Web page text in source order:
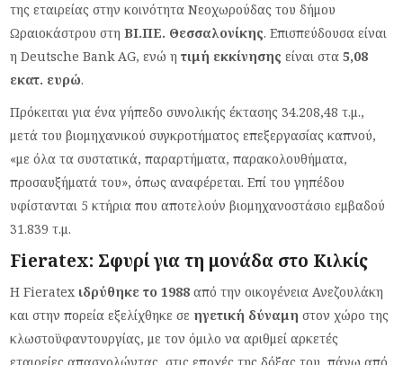
της εταιρείας στην κοινότητα Νεοχωρούδας του δήμου
Ωραιοκάστρου στηΒΙ.ΠΕ. Θεσσαλονίκης. Επισπεύδουσα είναι
η Deutsche Bank AG, ενώ ητιμή εκκίνησηςείναι στα5,08
εκατ. ευρώ.
Πρόκειται για ένα γήπεδο συνολικής έκτασης 34.208,48 τ.μ.,
μετά του βιομηχανικού συγκροτήματος επεξεργασίας καπνού,
«με όλα τα συστατικά, παραρτήματα, παρακολουθήματα,
προσαυξήματά του», όπως αναφέρεται. Επί του γηπέδου
υφίστανται 5 κτήρια που αποτελούν βιομηχανοστάσιο εμβαδού
31.839 τ.μ.
Fieratex: Σφυρί για τη μονάδα στο Κιλκίς
Η Fieratex ιδρύθηκε το 1988 από την οικογένεια Ανεζουλάκη
και στην πορεία εξελίχθηκε σε ηγετική δύναμηστον χώρο της
κλωστοϋφαντουργίας, με τον όμιλο να αριθμεί αρκετές